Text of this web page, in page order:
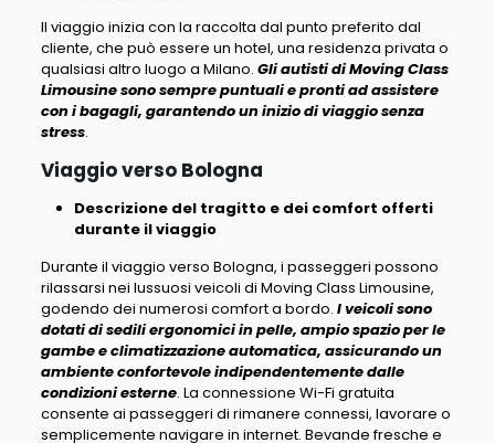
Il viaggio inizia con la raccolta dal punto preferito dal
cliente, che può essere un hotel, una residenza privata o
qualsiasi altro luogo a Milano. Gli autisti di Moving Class
Limousine sono sempre puntuali e pronti ad assistere
con i bagagli, garantendo un inizio di viaggio senza
stress.
Viaggio verso Bologna
Descrizione del tragitto e dei comfort offerti
durante il viaggio
Durante il viaggio verso Bologna, i passeggeri possono
rilassarsi nei lussuosi veicoli di Moving Class Limousine,
godendo dei numerosi comfort a bordo. I veicoli sono
dotati di sedili ergonomici in pelle, ampio spazio per le
gambe e climatizzazione automatica, assicurando un
ambiente confortevole indipendentemente dalle
condizioni esterne. La connessione Wi-Fi gratuita
consente ai passeggeri di rimanere connessi, lavorare o
semplicemente navigare in internet. Bevande fresche e